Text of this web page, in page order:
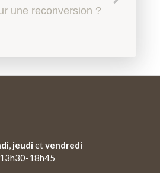
scolaire à
une reconversion ?
en
jeudi etvendredi
13h30-18h45